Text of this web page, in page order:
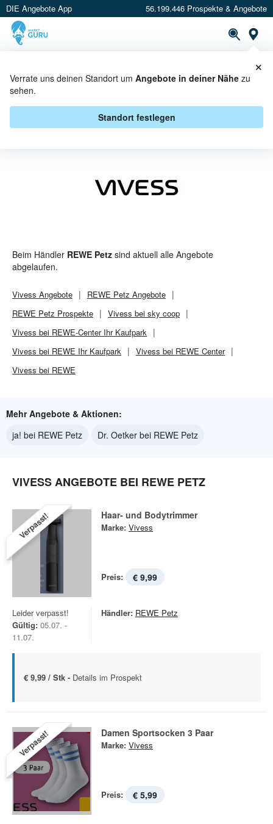
DIE Angebote App 56.199.446 Prospekte & Angebote
Verrate uns deinen Standort um Angebote in deiner Nähe zu
sehen.
Standort festlegen
×
VIVESS BEI REWE PETZ -
ANGEBOTE & AKTIONEN
Beim Händler REWE Petz sind aktuell alle Angebote
abgelaufen.
Vivess Angebote REWE Petz Angebote
REWE Petz Prospekte
Vivess bei sky coop
Vivess bei REWE-Center Ihr Kaufpark
Vivess bei REWE Ihr Kaufpark
Vivess bei REWE Center
Vivess bei REWE
Mehr Angebote & Aktionen:
ja! bei REWE Petz
Dr. Oetker bei REWE Petz
VIVESS ANGEBOTE BEI REWE PETZ
Verpasst! Haar- und Bodytrimmer
Marke: Vivess
Preis: € 9,99
Leider verpasst!
Gültig: 05.07. -
11.07.
Händler: REWE Petz
€ 9,99 / Stk - Details im Prospekt
Verpasst! Damen Sportsocken 3 Paar
Marke: Vivess
Preis: € 5,99